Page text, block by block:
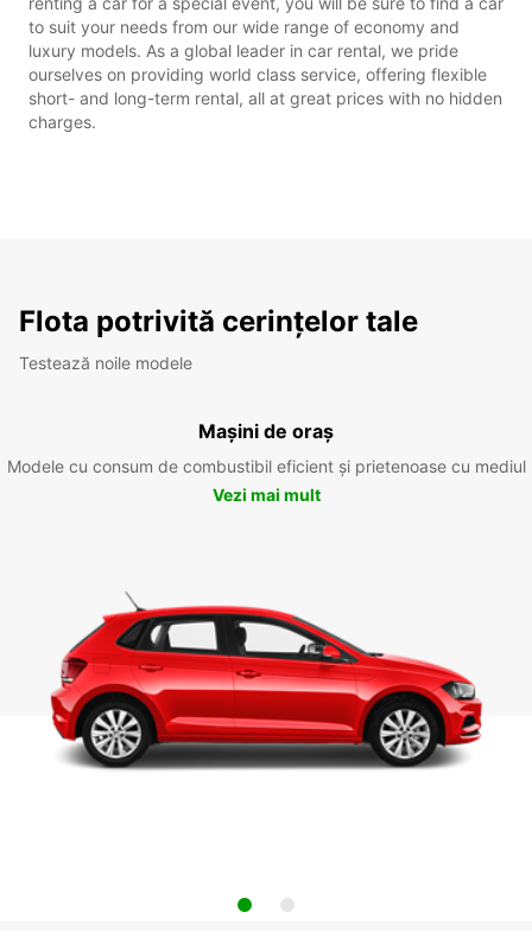
to suit your needs from our wide range of economy and
luxury models. As a global leader in car rental, we pride
ourselves on providing world class service, offering flexible
short- and long-term rental, all at great prices with no hidden
charges.
Flota potrivită cerințelor tale
Testează noile modele
Mașini de oraș
Modele cu consum de combustibil eficient și prietenoase cu mediul
Vezi mai mult